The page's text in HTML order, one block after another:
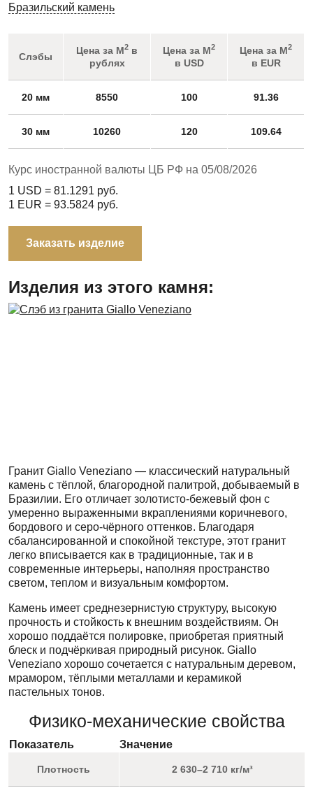
Бразильский камень
Слэбы
Цена за М2 в
рублях
Цена за М2
в USD
Цена за М2
в EUR
20 мм 8550 100 91.36
30 мм 10260 120 109.64
Курс иностранной валюты ЦБ РФ на 05/08/2026
1 USD = 81.1291 руб.
1 EUR = 93.5824 руб.
Заказать изделие
Изделия из этого камня:
Гранит Giallo Veneziano — классический натуральный
камень с тёплой, благородной палитрой, добываемый в
Бразилии. Его отличает золотисто-бежевый фон с
умеренно выраженными вкраплениями коричневого,
бордового и серо-чёрного оттенков. Благодаря
сбалансированной и спокойной текстуре, этот гранит
легко вписывается как в традиционные, так и в
современные интерьеры, наполняя пространство
светом, теплом и визуальным комфортом.
Камень имеет среднезернистую структуру, высокую
прочность и стойкость к внешним воздействиям. Он
хорошо поддаётся полировке, приобретая приятный
блеск и подчёркивая природный рисунок. Giallo
Veneziano хорошо сочетается с натуральным деревом,
мрамором, тёплыми металлами и керамикой
пастельных тонов.
Физико-механические свойства
Показатель Значение
Плотность 2 630–2 710 кг/м³